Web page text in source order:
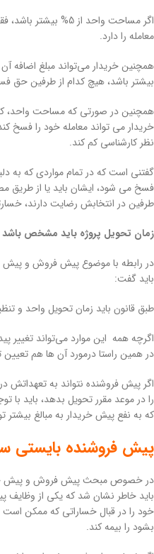
اگر مساحت واحد از
معامله را دارد.
بیشتر باشد، هیچ کدام از طرفین حق
خریدار می تواند معامله خود را فسخ
نظر کارشناسی کم کند.
گفتنی است که در تمام مواردی که به
فسخ می شود، ایشان باید یا از طریق
طرفین در انتخابش رضایت دارند،
زمان تحویل پروژه باید مشخص باشد
در رابطه با موضوع پیش فروش و پیش
باید گفت:
طبق قانون باید زمان تحویل واحد و
اگرچه همه این موارد می‌تواند تغییر
در همین راستا درمورد آن ها هم
اگر پیش فروشنده نتواند به تعهداتش
را در موعد مقرر تحویل بدهد، باید با
که به نفع پیش خریدار به مبالغ بیشتر
پیش فروشنده بایستی
در خصوص مبحث پیش فروش و پیش
باید خاطر نشان شد که یکی از
خود را در قبال خساراتی که ممکن است
بشود را بیمه کند.